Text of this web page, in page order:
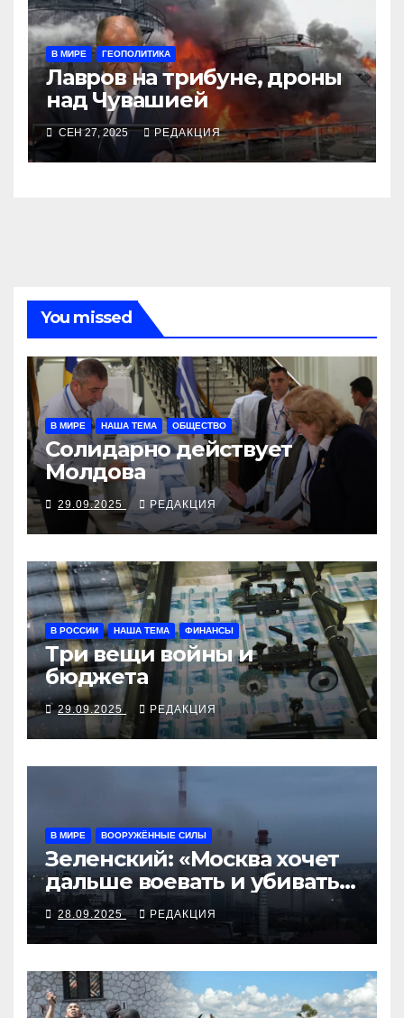
В МИРЕ ГЕОПОЛИТИКА
Лавров на трибуне, дроны
над Чувашией
СЕН 27, 2025 РЕДАКЦИЯ
You missed
В МИРЕ НАША ТЕМА ОБЩЕСТВО
Солидарно действует
Молдова
29.09.2025 РЕДАКЦИЯ
В РОССИИ НАША ТЕМА ФИНАНСЫ
Три вещи войны и
бюджета
29.09.2025 РЕДАКЦИЯ
В МИРЕ ВООРУЖЁННЫЕ СИЛЫ
Зеленский: «Москва хочет
дальше воевать и убивать.
Время для твёрдой
реакции»
28.09.2025 РЕДАКЦИЯ